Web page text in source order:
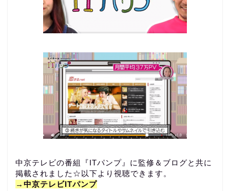
中京テレビの番組『ITパンプ』に監修＆ブログと共に
掲載されました☆以下より視聴できます。
→中京テレビITパンプ